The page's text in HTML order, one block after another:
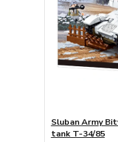
Sluban Army
tank T-34/85